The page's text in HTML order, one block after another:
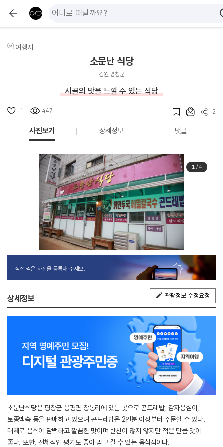
여행지
소문난 식당
강원 평창군
시골의 맛을 느낄 수 있는 식당
1 447 2
사진보기 상세정보 댓글
1/4
직접 찍은 사진을 등록해 주세요.
상세정보 관광정보 수정요청
소문난식당은 평창군 봉평면 창동리에 있는 곳으로 곤드레밥, 감자옹심이,
토종백숙 등을 판매하고 있으며 곤드레밥은 2인분 이상부터 주문할 수 있다.
대체로 음식이 담백하고 깔끔한 맛이며 반찬이 많지 않지만 적은 만큼 맛이
좋다. 또한, 전체적인 평가도 좋아 믿고 갈 수 있는 음식점이다.